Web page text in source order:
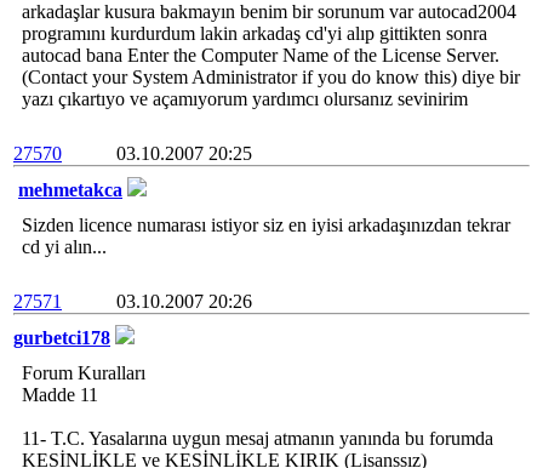
arkadaşlar kusura bakmayın benim bir sorunum var autocad2004
programını kurdurdum lakin arkadaş cd'yi alıp gittikten sonra
autocad bana Enter the Computer Name of the License Server.
(Contact your System Administrator if you do know this) diye bir
yazı çıkartıyo ve açamıyorum yardımcı olursanız sevinirim
27570
03.10.2007 20:25
mehmetakca
Sizden licence numarası istiyor siz en iyisi arkadaşınızdan tekrar
cd yi alın...
27571
03.10.2007 20:26
gurbetci178
Forum Kuralları
Madde 11
11- T.C. Yasalarına uygun mesaj atmanın yanında bu forumda
KESİNLİKLE ve KESİNLİKLE KIRIK (Lisanssız)